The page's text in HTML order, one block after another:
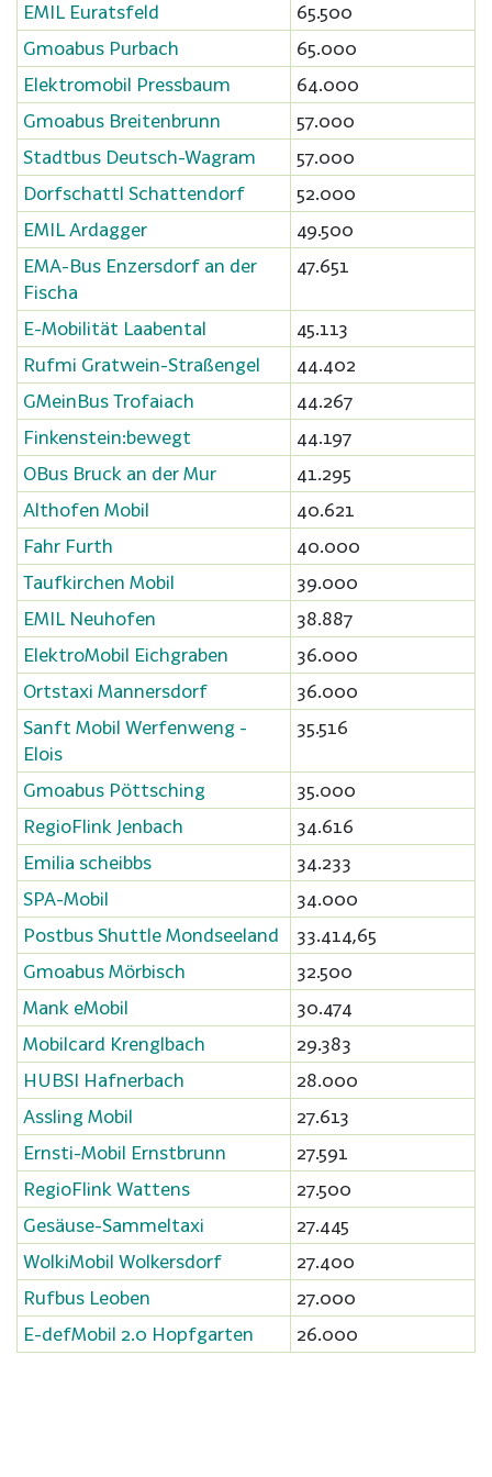
EMIL Euratsfeld
65.500
Gmoabus Purbach
65.000
Elektromobil Pressbaum
64.000
Gmoabus Breitenbrunn
57.000
Stadtbus Deutsch-Wagram
57.000
Dorfschattl Schattendorf
52.000
EMIL Ardagger
49.500
EMA-Bus Enzersdorf an der
Fischa
47.651
E-Mobilität Laabental
45.113
Rufmi Gratwein-Straßengel
44.402
GMeinBus Trofaiach
44.267
Finkenstein:bewegt
44.197
OBus Bruck an der Mur
41.295
Althofen Mobil
40.621
Fahr Furth
40.000
Taufkirchen Mobil
39.000
EMIL Neuhofen
38.887
ElektroMobil Eichgraben
36.000
Ortstaxi Mannersdorf
36.000
Sanft Mobil Werfenweng -
Elois
35.516
Gmoabus Pöttsching
35.000
RegioFlink Jenbach
34.616
Emilia scheibbs
34.233
SPA-Mobil
34.000
Postbus Shuttle Mondseeland
33.414,65
Gmoabus Mörbisch
32.500
Mank eMobil
30.474
Mobilcard Krenglbach
29.383
HUBSI Hafnerbach
28.000
Assling Mobil
27.613
Ernsti-Mobil Ernstbrunn
27.591
RegioFlink Wattens
27.500
Gesäuse-Sammeltaxi
27.445
WolkiMobil Wolkersdorf
27.400
Rufbus Leoben
27.000
E-defMobil 2.0 Hopfgarten
26.000